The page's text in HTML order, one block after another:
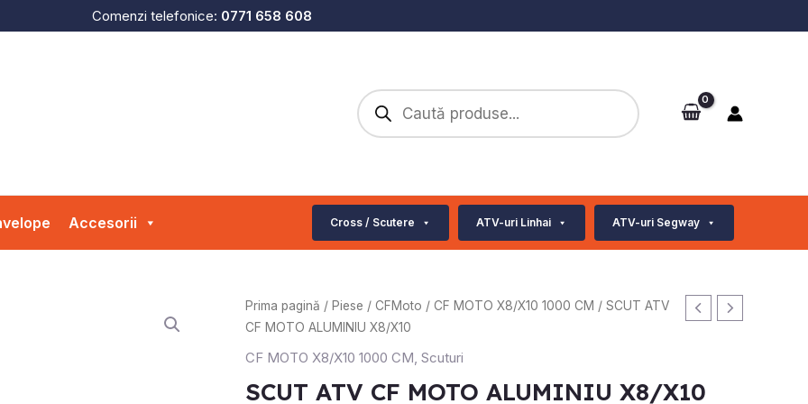
Comenzi telefonice: 0771 658 608
Products
search
Accesorii Cross / Scutere ATV-uri Linhai ATV-uri Segway
Prima pagină / Piese / CFMoto / CF MOTO X8/X10 1000 CM / SCUT ATV
CF MOTO ALUMINIU X8/X10
CF MOTO X8/X10 1000 CM, Scuturi
SCUT ATV CF MOTO ALUMINIU X8/X10